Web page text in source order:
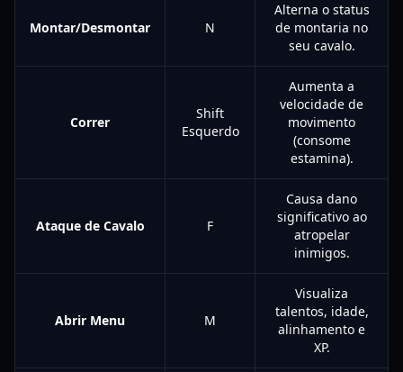
Montar/Desmontar N
Alterna o status
de montaria no
seu cavalo.
Correr
Shift
Esquerdo
Aumenta a
velocidade de
movimento
(consome
estamina).
Ataque de Cavalo F
Causa dano
significativo ao
atropelar
inimigos.
Abrir Menu M
Visualiza
talentos, idade,
alinhamento e
XP.